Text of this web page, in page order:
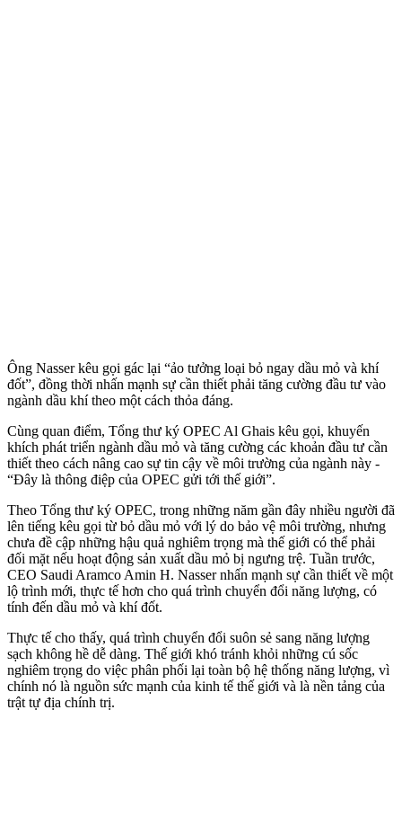
Ông Nasser kêu gọi gác lại “ảo tưởng loại bỏ ngay dầu mỏ và khí
đốt”, đồng thời nhấn mạnh sự cần thiết phải tăng cường đầu tư vào
ngành dầu khí theo một cách thỏa đáng.
Cùng quan điểm, Tổng thư ký OPEC Al Ghais kêu gọi, khuyến
khích phát triển ngành dầu mỏ và tăng cường các khoản đầu tư cần
thiết theo cách nâng cao sự tin cậy về môi trường của ngành này -
“Đây là thông điệp của OPEC gửi tới thế giới”.
Theo Tổng thư ký OPEC, trong những năm gần đây nhiều người đã
lên tiếng kêu gọi từ bỏ dầu mỏ với lý do bảo vệ môi trường, nhưng
chưa đề cập những hậu quả nghiêm trọng mà thế giới có thể phải
đối mặt nếu hoạt động sản xuất dầu mỏ bị ngưng trệ. Tuần trước,
CEO Saudi Aramco Amin H. Nasser nhấn mạnh sự cần thiết về một
lộ trình mới, thực tế hơn cho quá trình chuyển đổi năng lượng, có
tính đến dầu mỏ và khí đốt.
Thực tế cho thấy, quá trình chuyển đổi suôn sẻ sang năng lượng
sạch không hề dễ dàng. Thế giới khó tránh khỏi những cú sốc
nghiêm trọng do việc phân phối lại toàn bộ hệ thống năng lượng, vì
chính nó là nguồn sức mạnh của kinh tế thế giới và là nền tảng của
trật tự địa chính trị.